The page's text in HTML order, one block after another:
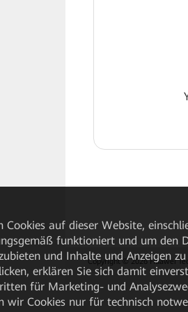
Copyright © 2026 Huawei
Cookies auf dieser Website,
funktioniert und um den
und Inhalte und Anzeigen
erklären Sie sich damit
für Marketing- und
wir Cookies nur für technisch